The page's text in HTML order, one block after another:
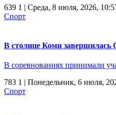
639 1 | Среда, 8 июля, 2026,
Спорт
В столице Коми завершилась
В соревнованиях принимали
783 1 | Понедельник, 6 июля,
Спорт